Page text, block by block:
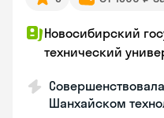
Новосибирский
технический
Шанхайском